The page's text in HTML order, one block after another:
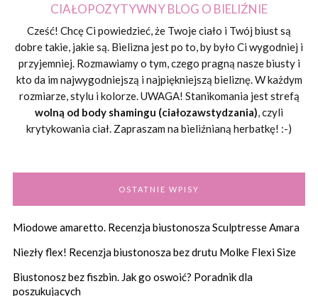
CIAŁOPOZYTYWNY BLOG O BIELIŹNIE
Cześć! Chcę Ci powiedzieć, że Twoje ciało i Twój biust są
dobre takie, jakie są. Bielizna jest po to, by było Ci wygodniej i
przyjemniej. Rozmawiamy o tym, czego pragną nasze biusty i
kto da im najwygodniejszą i najpiękniejszą bieliznę. W każdym
rozmiarze, stylu i kolorze. UWAGA! Stanikomania jest strefą
wolną od body shamingu (ciałozawstydzania), czyli
krytykowania ciał. Zapraszam na bieliźnianą herbatkę! :-)
OSTATNIE WPISY
Miodowe amaretto. Recenzja biustonosza Sculptresse Amara
Niezły flex! Recenzja biustonosza bez drutu Molke Flexi Size
Biustonosz bez fiszbin. Jak go oswoić? Poradnik dla
poszukujących